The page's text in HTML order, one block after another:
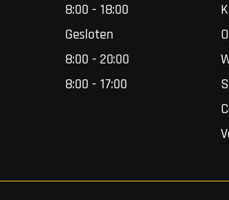
8:00 - 18:00
Gesloten
8:00 - 20:00
8:00 - 17:00